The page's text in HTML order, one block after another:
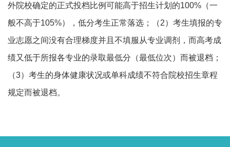
外院校确定的正式投档比例可能高于招生计划的100%（一
般不高于105%），低分考生正常落选；（2）考生填报的专
业志愿之间没有合理梯度并且不填服从专业调剂，而高考成
绩又低于所报各专业的录取最低分（最低位次）而被退档；
（3）考生的身体健康状况或单科成绩不符合院校招生章程
规定而被退档。